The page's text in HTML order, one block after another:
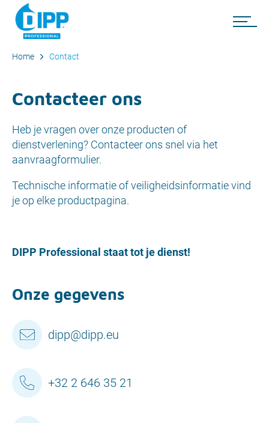
Home Contact
Contacteer ons
Heb je vragen over onze producten of
dienstverlening? Contacteer ons snel via het
aanvraagformulier.
Technische informatie of veiligheidsinformatie vind
je op elke productpagina.
DIPP Professional staat tot je dienst!
Onze gegevens
dipp@dipp.eu
+32 2 646 35 21